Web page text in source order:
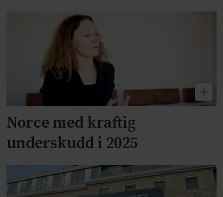
Norce med kraftig
underskudd i 2025